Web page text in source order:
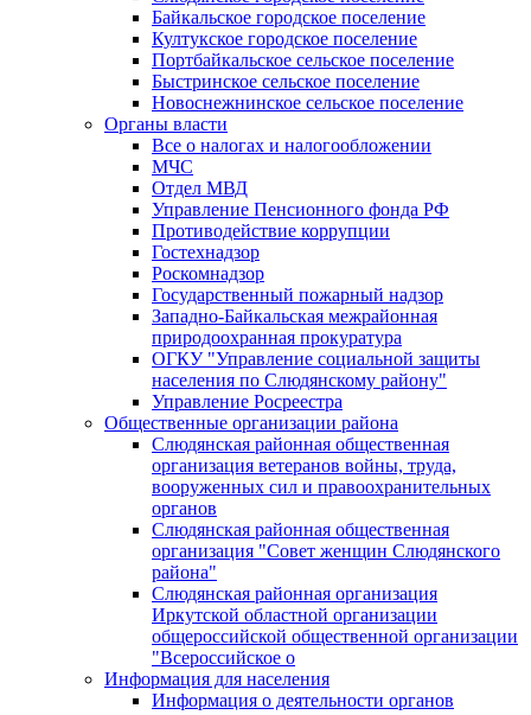
Байкальское городское поселение
Култукское городское поселение
Портбайкальское сельское поселение
Быстринское сельское поселение
Новоснежнинское сельское поселение
Органы власти
Все о налогах и налогообложении
МЧС
Отдел МВД
Управление Пенсионного фонда РФ
Противодействие коррупции
Гостехнадзор
Роскомнадзор
Государственный пожарный надзор
Западно-Байкальская межрайонная
природоохранная прокуратура
ОГКУ "Управление социальной защиты
населения по Слюдянскому району"
Управление Росреестра
Общественные организации района
Слюдянская районная общественная
организация ветеранов войны, труда,
вооруженных сил и правоохранительных
органов
Слюдянская районная общественная
организация "Совет женщин Слюдянского
района"
Слюдянская районная организация
Иркутской областной организации
общероссийской общественной организации
"Всероссийское о
Информация для населения
Информация о деятельности органов